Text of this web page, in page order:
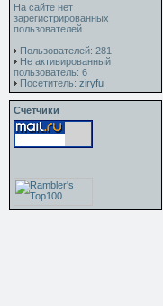
На сайте нет
зарегистрированных
пользователей
Пользователей: 281
Не активированный
пользователь: 6
Посетитель: ziryfu
Счётчики